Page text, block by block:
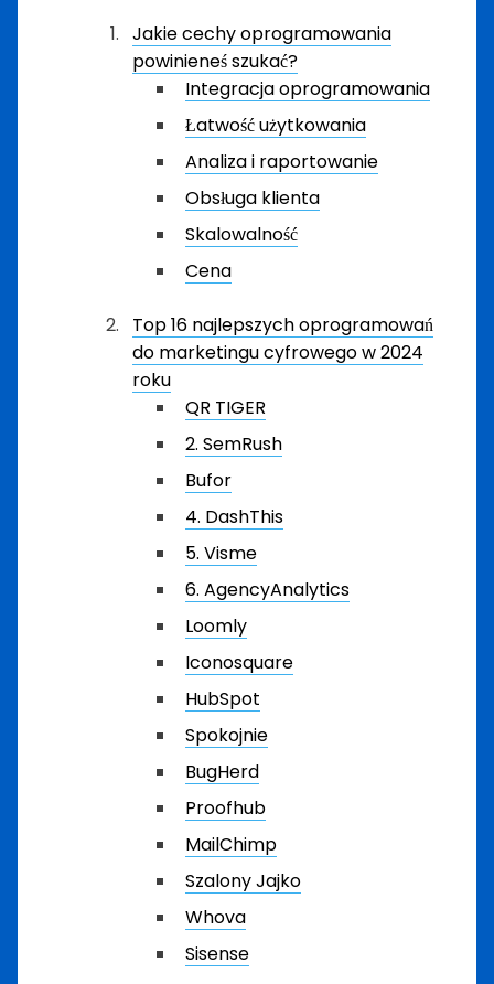
Jakie cechy oprogramowania
powinieneś szukać?
Integracja oprogramowania
Łatwość użytkowania
Analiza i raportowanie
Obsługa klienta
Skalowalność
Cena
Top 16 najlepszych oprogramowań
do marketingu cyfrowego w 2024
roku
QR TIGER
2. SemRush
Bufor
4. DashThis
5. Visme
6. AgencyAnalytics
Loomly
Iconosquare
HubSpot
Spokojnie
BugHerd
Proofhub
MailChimp
Szalony Jajko
Whova
Sisense